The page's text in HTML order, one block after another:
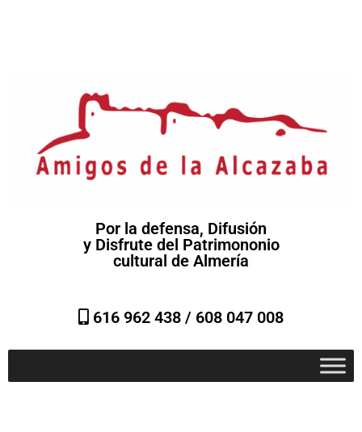
Por la defensa, Difusión
y Disfrute del Patrimononio
cultural de Almería
616 962 438 / 608 047 008